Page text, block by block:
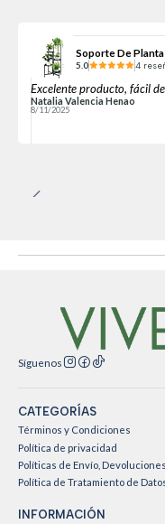
Soporte De
5.0 4
Excelente producto, fácil
Natalia Valencia Henao
8/11/2025
Síguenos
CATEGORÍAS
Términos y Condiciones
Política de privacidad
Políticas de Envío,
Política de Tratamiento de
INFORMACIÓN